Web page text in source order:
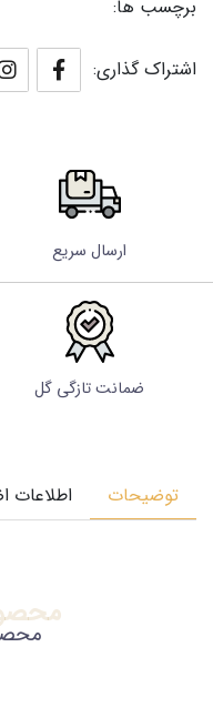
برچسب ها:
اشتراک گذاری:
ارسال سریع
ضمانت تازگی گل
توضیحات اطلاعات